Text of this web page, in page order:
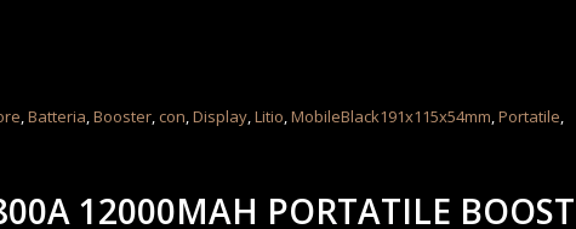
,Batteria,Booster, con,Display,Litio,MobileBlack191x115x54mm,Portatile,
12000MAH PORTATILE